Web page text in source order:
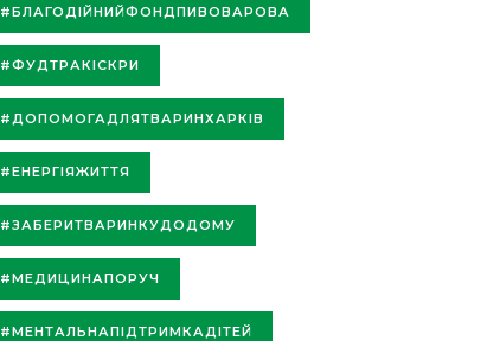
#БЛАГОДІЙНИЙФОНДПИВОВАРОВА
#ФУДТРАКІСКРИ
#ДОПОМОГАДЛЯТВАРИНХАРКІВ
#ЕНЕРГІЯЖИТТЯ
#ЗАБЕРИТВАРИНКУДОДОМУ
#МЕДИЦИНАПОРУЧ
#МЕНТАЛЬНАПІДТРИМКАДІТЕЙ